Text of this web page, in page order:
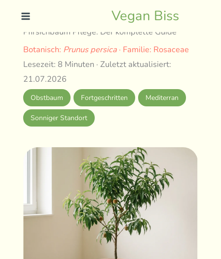
content
Vegan Biss
Pfirsichbaum Pflege: Der komplette Guide
Botanisch: Prunus persica · Familie: Rosaceae
Lesezeit: 8 Minuten · Zuletzt aktualisiert:
21.07.2026
Obstbaum Fortgeschritten Mediterran
Sonniger Standort